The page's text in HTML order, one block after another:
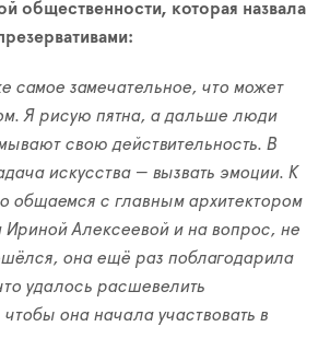
общественности, которая назвала
самое замечательное, что может
Я рисую пятна, а дальше люди
свою действительность. В
искусства — вызвать эмоции. К
общаемся с главным архитектором
Ириной Алексеевой и на вопрос, не
она ещё раз поблагодарила
удалось расшевелить
она начала участвовать в